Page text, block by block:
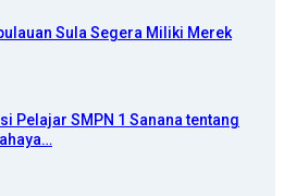
Sula Segera Miliki Merek
Pelajar SMPN 1 Sanana tentang